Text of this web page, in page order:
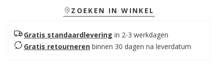
ZOEKEN IN WINKEL
Gratis standaardlevering in 2-3 werkdagen
Gratis retourneren binnen 30 dagen na leverdatum